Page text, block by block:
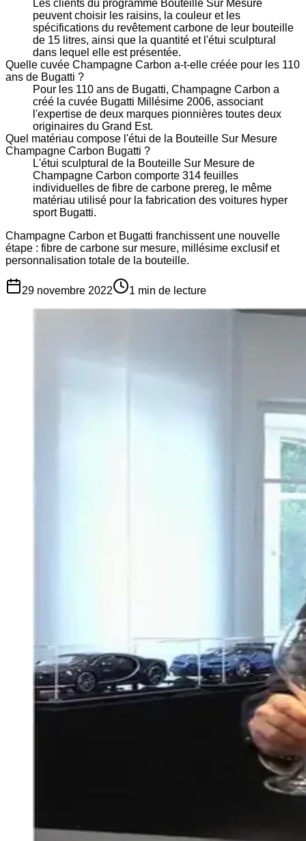
Les clients du programme Bouteille Sur Mesure
peuvent choisir les raisins, la couleur et les
spécifications du revêtement carbone de leur bouteille
de 15 litres, ainsi que la quantité et l'étui sculptural
dans lequel elle est présentée.
Quelle cuvée Champagne Carbon a-t-elle créée pour les 110
ans de Bugatti ?
Pour les 110 ans de Bugatti, Champagne Carbon a
créé la cuvée Bugatti Millésime 2006, associant
l'expertise de deux marques pionnières toutes deux
originaires du Grand Est.
Quel matériau compose l'étui de la Bouteille Sur Mesure
Champagne Carbon Bugatti ?
L'étui sculptural de la Bouteille Sur Mesure de
Champagne Carbon comporte 314 feuilles
individuelles de fibre de carbone prereg, le même
matériau utilisé pour la fabrication des voitures hyper
sport Bugatti.
Champagne Carbon et Bugatti franchissent une nouvelle
étape : fibre de carbone sur mesure, millésime exclusif et
personnalisation totale de la bouteille.
29 novembre 2022 1 min de lecture